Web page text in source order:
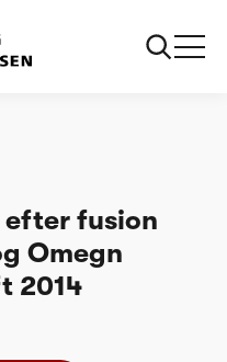
korrigeret
fusion
Omegn
2014